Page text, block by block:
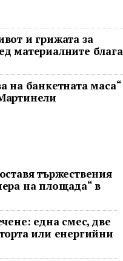
и грижата за
материалните блага
на банкетната маса“
тържествения
на площада“ в
една смес, две
или енергийни